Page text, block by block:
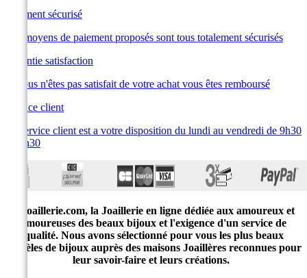
Paiement sécurisé
Les moyens de paiement proposés sont tous totalement sécurisés
Garantie satisfaction
Si vous n'êtes pas satisfait de votre achat vous êtes remboursé
Service client
Le service client est a votre disposition du lundi au vendredi de 9h30
à 19h30
E-joaillerie.com, la Joaillerie en ligne dédiée aux amoureux et
amoureuses des beaux bijoux et l'exigence d'un service de
qualité. Nous avons sélectionné pour vous les plus beaux
modèles de bijoux auprès des maisons Joaillères reconnues pour
leur savoir-faire et leurs créations.